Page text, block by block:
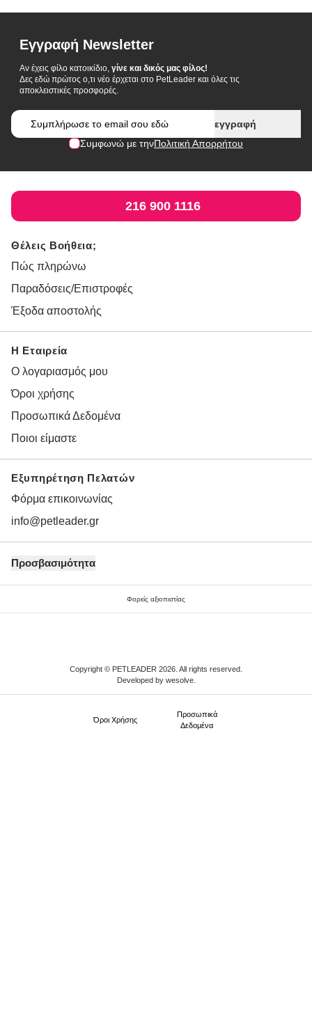
Εγγραφή Newsletter
Αν έχεις φίλο κατοικίδιο, γίνε και δικός μας φίλος!
Δες εδώ πρώτος ο,τι νέο έρχεται στο PetLeader και όλες τις
αποκλειστικές προσφορές.
εγγραφή
Συμφωνώ με τηνΠολιτική Απορρήτου
216 900 1116
Θέλεις Βοήθεια;
Πώς πληρώνω
Παραδόσεις/Επιστροφές
Έξοδα αποστολής
Η Εταιρεία
Ο λογαριασμός μου
Όροι χρήσης
Προσωπικά Δεδομένα
Ποιοι είμαστε
Εξυπηρέτηση Πελατών
Φόρμα επικοινωνίας
info@petleader.gr
Προσβασιμότητα
Φορείς αξιοπιστίας
Copyright © PETLEADER 2026. All rights reserved.
Developed by wesolve.
Όροι Xρήσης
Προσωπικά
Δεδομένα